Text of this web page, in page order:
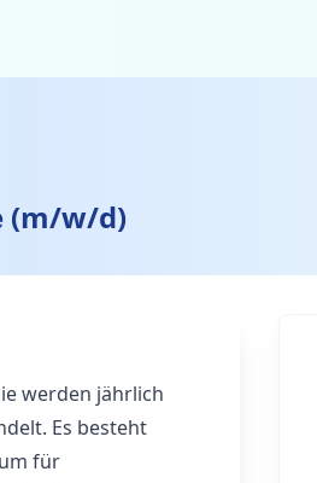
(m/w/d)
werden jährlich
Es besteht
für